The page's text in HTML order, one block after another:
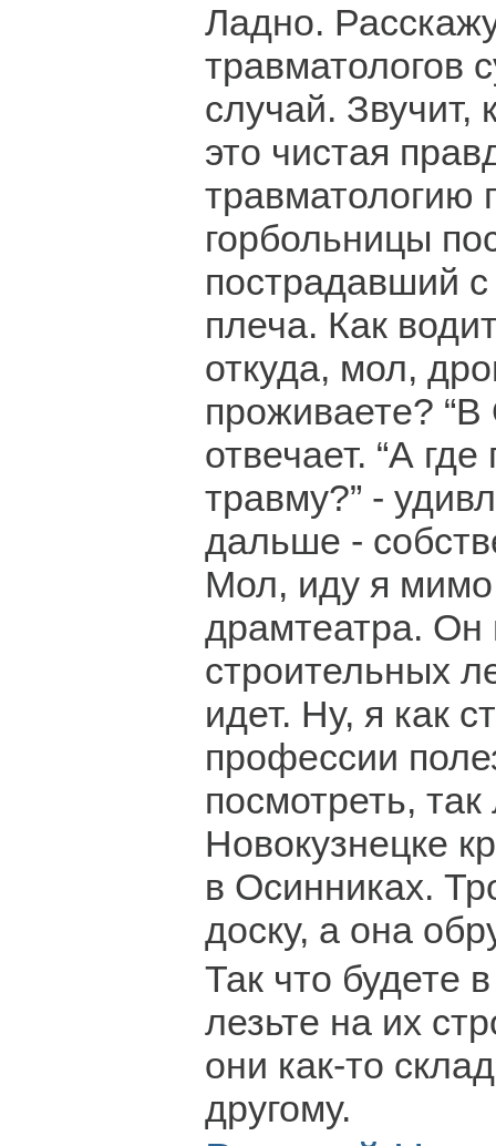
Ладно.
травматологов
случай. Звучит,
это чистая
травматологию
горбольницы
пострадавший
плеча. Как
откуда, мол,
проживаете? “В
отвечает. “А
травму?” -
дальше -
Мол, иду я
драмтеатра. Он
строительных
идет. Ну, я как
профессии
посмотреть,
Новокузнецке
в Осинниках.
доску, а она
Так что будете
лезьте на их
они как-то
другому.